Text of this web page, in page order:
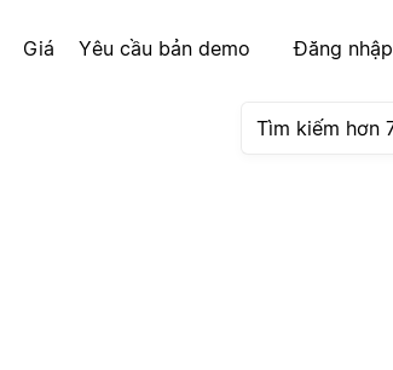
Giá Yêu cầu bản demo Đăng nhập